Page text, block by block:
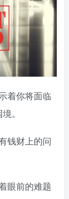
着你将面临
。
钱财上的问
眼前的难题